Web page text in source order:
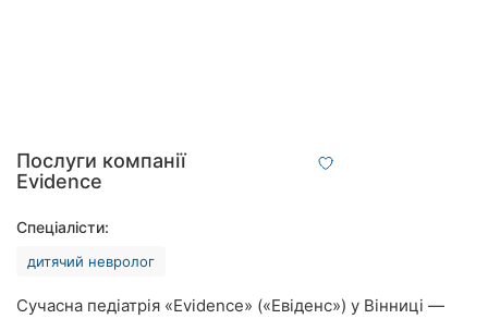
Київ
Запоріжжя
Дніпро
Послуги компанії
Evidence
Спеціалісти:
дитячий невролог
Сучасна педіатрія «Evidence» («Евіденс») у Вінниці —